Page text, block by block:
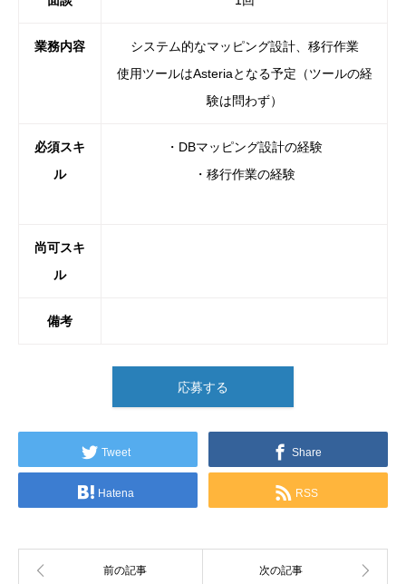
業務内容
システム的なマッピング設計、移行作業
使用ツールはAsteriaとなる予定（ツールの経
験は問わず）
必須スキ
ル
・DBマッピング設計の経験
・移行作業の経験
尚可スキ
ル
備考
応募する
Tweet Share
Hatena RSS